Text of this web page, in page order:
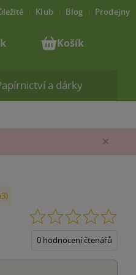
0 hodnocení čtenářů
a dárky
Klub Blog Prodejny
Košík